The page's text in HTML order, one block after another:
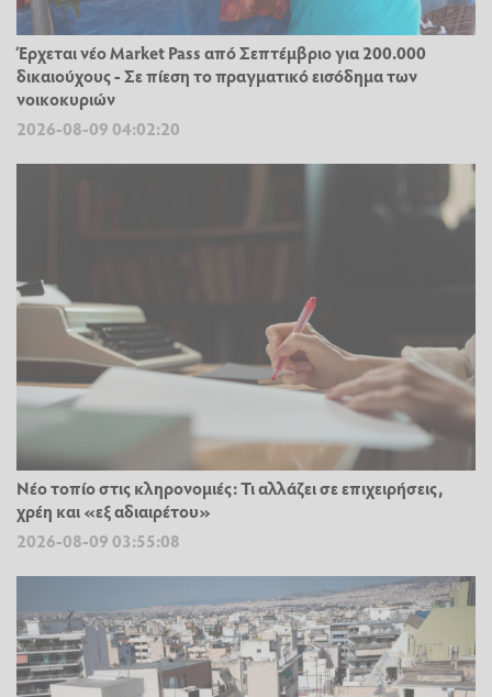
Έρχεται νέο Market Pass από Σεπτέμβριο για 200.000
δικαιούχους - Σε πίεση το πραγματικό εισόδημα των
νοικοκυριών
2026-08-09 04:02:20
Νέο τοπίο στις κληρονομιές: Τι αλλάζει σε επιχειρήσεις,
χρέη και «εξ αδιαιρέτου»
2026-08-09 03:55:08